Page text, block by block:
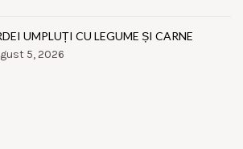
UMPLUȚI CU LEGUME ȘI CARNE
5, 2026